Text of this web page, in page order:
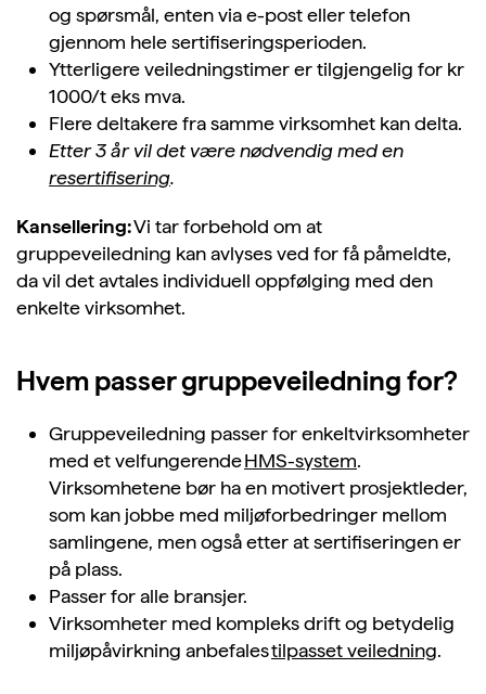
og spørsmål, enten via e-post eller telefon
gjennom hele sertifiseringsperioden.
Ytterligere veiledningstimer er tilgjengelig for kr
1000/t eks mva.
Flere deltakere fra samme virksomhet kan delta.
Etter 3 år vil det være nødvendig med en
resertifisering.
Kansellering:Vi tar forbehold om at
gruppeveiledning kan avlyses ved for få påmeldte,
da vil det avtales individuell oppfølging med den
enkelte virksomhet.
Hvem passer gruppeveiledning for?
Gruppeveiledning passer for enkeltvirksomheter
med et velfungerendeHMS-system.
Virksomhetene bør ha en motivert prosjektleder,
som kan jobbe med miljøforbedringer mellom
samlingene, men også etter at sertifiseringen er
på plass.
Passer for alle bransjer.
Virksomheter med kompleks drift og betydelig
miljøpåvirkning anbefalestilpasset veiledning.